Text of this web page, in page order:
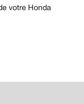
votre Honda